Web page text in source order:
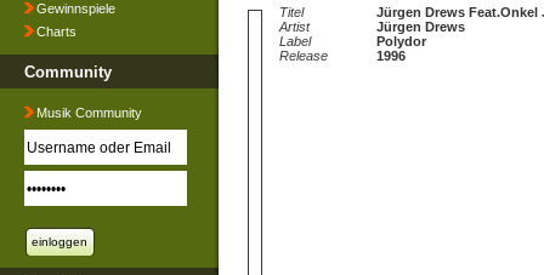
Gewinnspiele
Charts
Community
Musik Community
Titel
Jürgen Drews Feat.Onkel
Artist
Jürgen Drews
Label
Polydor
Release
1996